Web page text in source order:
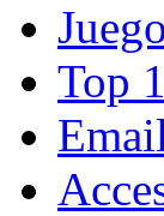
Top